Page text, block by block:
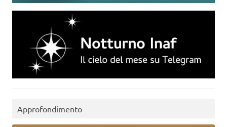
Approfondimento